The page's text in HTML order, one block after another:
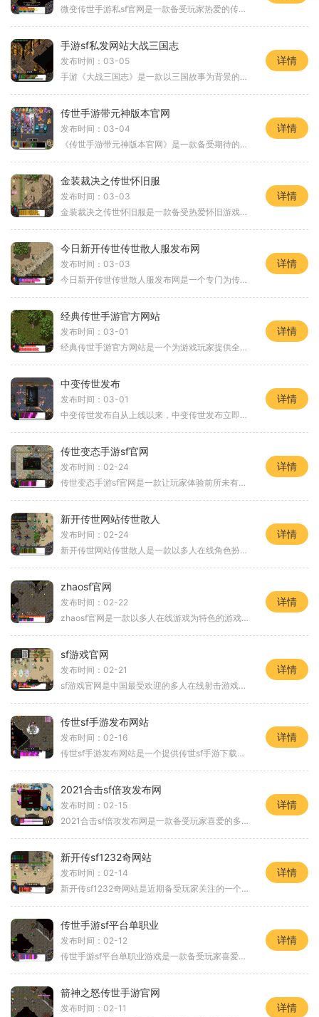
微变传世手游私sf官网是一款备受玩家热爱的传世类手游私服。作为传世游戏的经典之作，微变传世手游私sf官网凭借其独特的玩法和精彩的故事情节，吸引了众多玩家的关注和喜爱。本
手游sf私发网站大战三国志
发布时间：03-05
手游《大战三国志》是一款以三国故事为背景的策略游戏，玩家将扮演一位有志之士，亲自参与三国战争，与各路英雄豪杰一同征战沙场，征服天下。不同于传统的大型游戏平台，手游
详情
传世手游带元神版本官网
发布时间：03-04
《传世手游带元神版本官网》是一款备受期待的手机游戏，它承载了经典的传世元素，并在此基础上进行了创新和优化。游戏充分发挥了手机平台的优势，带给玩家身临其境的游戏体验
详情
金装裁决之传世怀旧服
发布时间：03-03
金装裁决之传世怀旧服是一款备受热爱怀旧游戏者喜爱的游戏。作为一款经典的角色扮演游戏，金装裁决之传世怀旧服承载了无数玩家的青春回忆与梦想。它延续了原版游戏的经典内容
详情
今日新开传世传世散人服发布网
发布时间：03-03
今日新开传世传世散人服发布网是一个专门为传世爱好者提供服务的网站，为玩家们打造了一个全新、独特的游戏环境。在这个平台上，玩家可以体验到不同于传统传世的全新玩法和游
详情
经典传世手游官方网站
发布时间：03-01
经典传世手游官方网站是一个为游戏玩家提供全面信息的平台。在这个网站上，玩家可以找到关于经典传世手游的种种信息，包括游戏的玩法介绍、角色设定、剧情背景等等。下面，让
详情
中变传世发布
发布时间：03-01
中变传世发布自从上线以来，中变传世发布立即成为了广大玩家热衷追逐的焦点。作为一款全新的网络游戏，中变传世发布以其独特的玩法和精彩的游戏体验，吸引了无数玩家的关注和
详情
传世变态手游sf官网
发布时间：02-24
传世变态手游sf官网是一款让玩家体验前所未有的刺激与快乐的手机游戏。游戏以独特的玩法和精彩的剧情吸引了无数玩家的关注。下面来介绍一下该游戏的具体玩法。传世变态手游sf官
详情
新开传世网站传世散人
发布时间：02-24
新开传世网站传世散人是一款以多人在线角色扮演游戏为背景的传奇类游戏。该游戏以其独特的玩法和精彩的剧情而广受玩家喜爱。下面将为大家介绍一下传世散人游戏的具体玩法。传
详情
zhaosf官网
发布时间：02-22
zhaosf官网是一款以多人在线游戏为特色的游戏平台，提供了丰富多样的游戏选择，给玩家带来了独特而精彩的游戏体验。在zhaosf官网上，玩家可以畅玩众多受欢迎的游戏，包括角色扮演
详情
sf游戏官网
发布时间：02-21
sf游戏官网是中国最受欢迎的多人在线射击游戏之一，也是杀戮追逐与团队作战的绝佳平台。该游戏具有高度逼真的图像和真实感的战斗体验，让玩家沉浸在紧张刺激的战斗中。在这个官
详情
传世sf手游发布网站
发布时间：02-16
传世sf手游发布网站是一个提供传世sf手游下载和玩法介绍的在线平台。作为一个重要的传世sf手游玩家社区，该网站致力于为玩家们提供高质量的游戏资源和丰富多样的游戏玩法，以满
详情
2021合击sf倍攻发布网
发布时间：02-15
2021合击sf倍攻发布网是一款备受玩家喜爱的多人在线角色扮演游戏。该游戏以多样化的玩法和丰富的内容吸引了大量玩家的关注和参与。在这个虚拟世界里，玩家可以体验到无与伦比的
详情
新开传sf1232奇网站
发布时间：02-14
新开传sf1232奇网站是近期备受玩家关注的一个全新游戏平台。它以其丰富多样的游戏玩法和精美绝伦的游戏画面，吸引了大批玩家的关注。我们将为大家详细介绍一下该游戏的具体玩法
详情
传世手游sf平台单职业
发布时间：02-12
传世手游sf平台单职业游戏是一款备受玩家喜爱的网络游戏。游戏中提供了多种职业供玩家选择，而单职业则是其中之一。单职业模式以其简洁明快的玩法和强烈的挑战性吸引了众多玩家
详情
箭神之怒传世手游官网
发布时间：02-11
详情